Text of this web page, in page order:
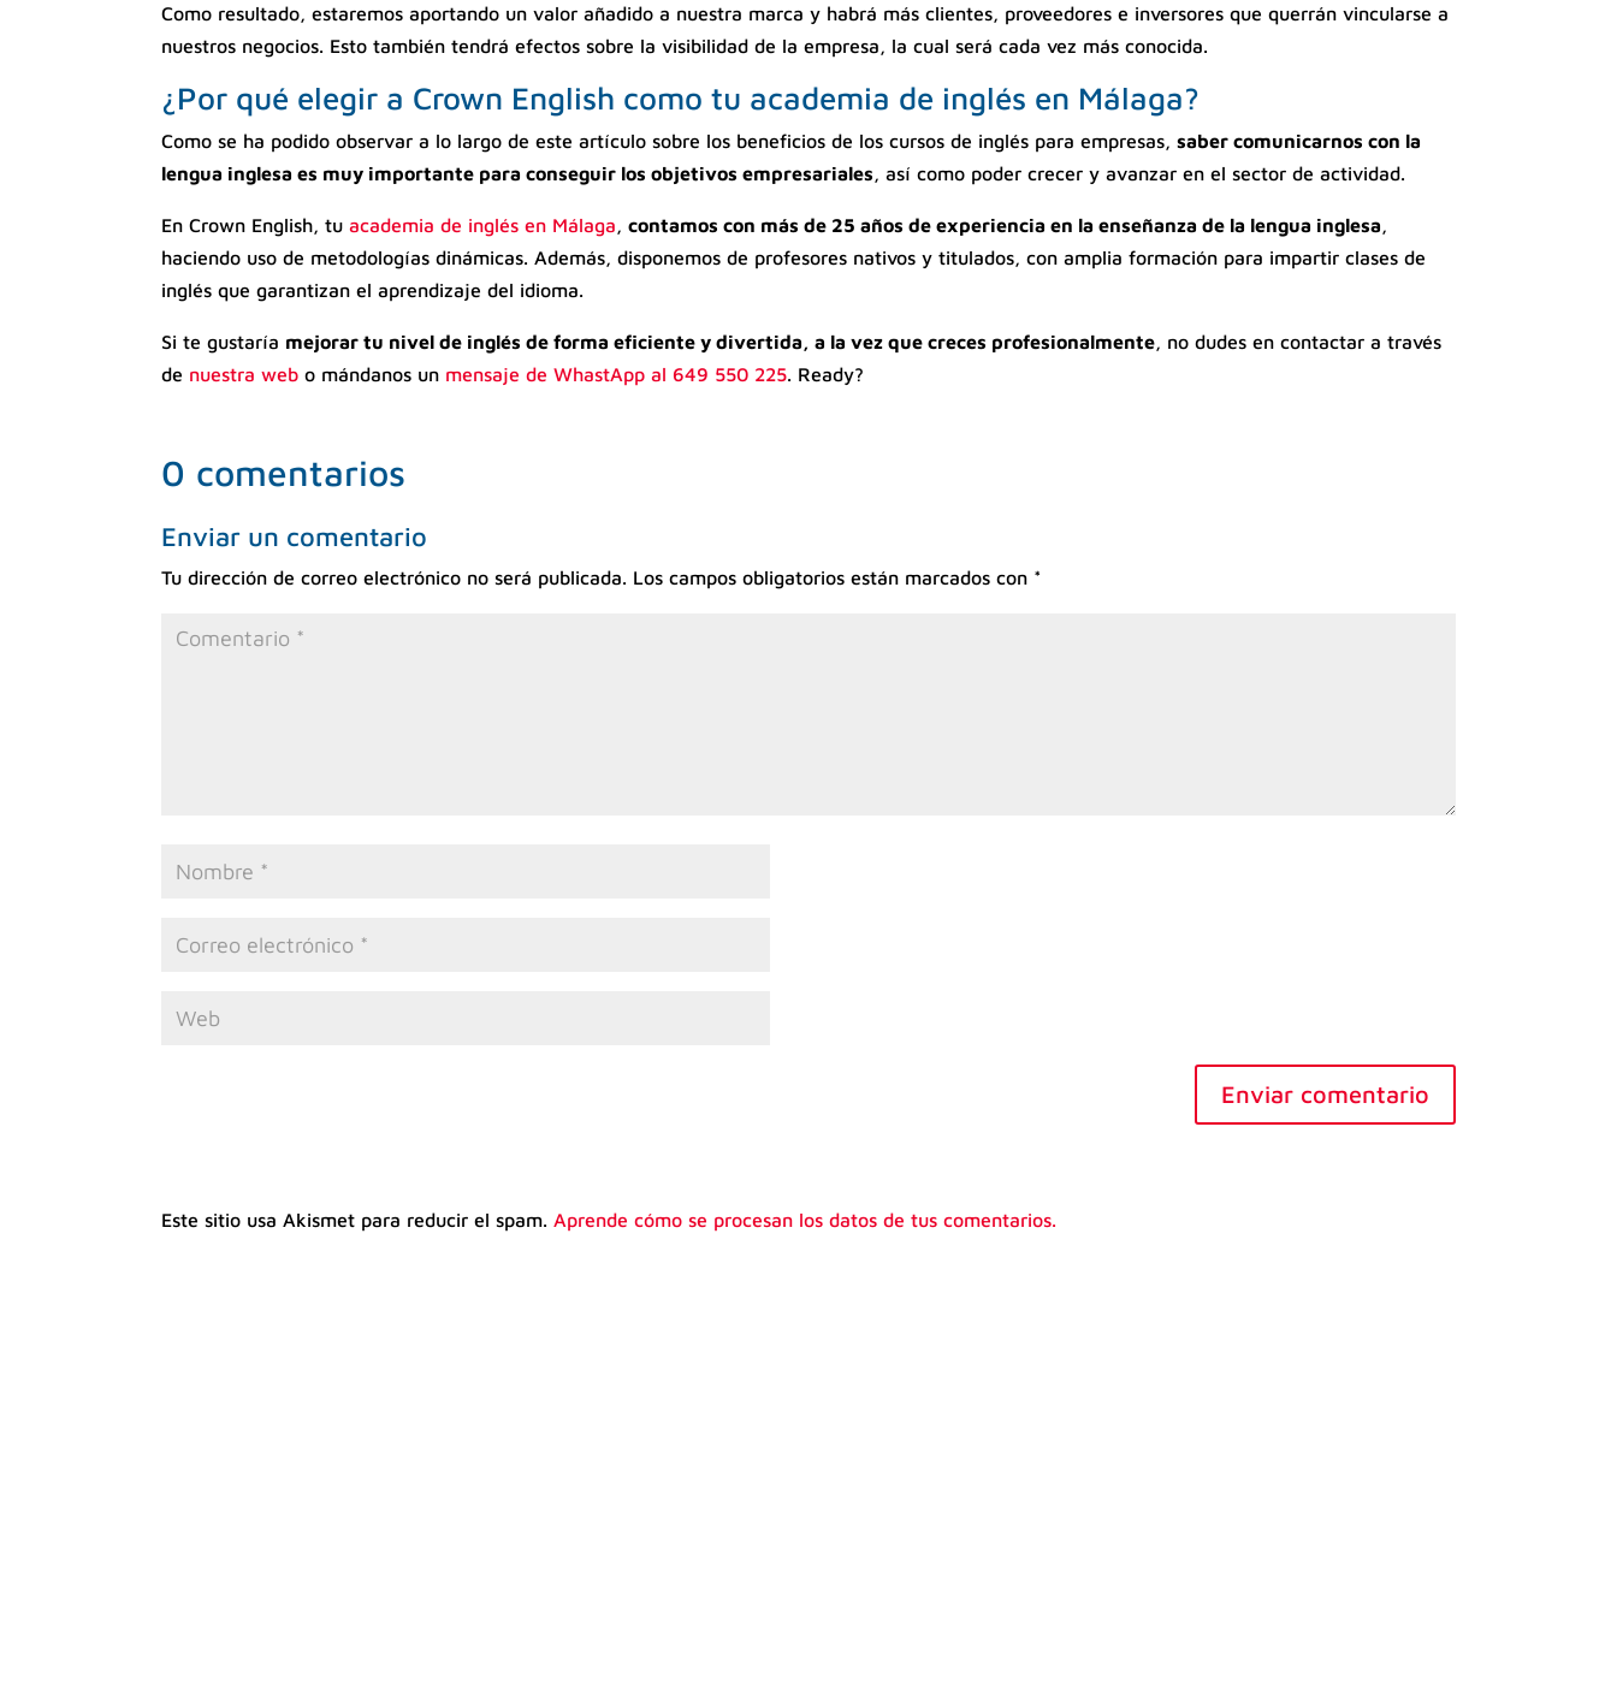
Como resultado, estaremos aportando un valor añadido a nuestra marca y habrá más clientes, proveedores e inversores que querrán vincularse a
nuestros negocios. Esto también tendrá efectos sobre la visibilidad de la empresa, la cual será cada vez más conocida.
¿Por qué elegir a Crown English como tu academia de inglés en Málaga?
Como se ha podido observar a lo largo de este artículo sobre los beneficios de los cursos de inglés para empresas,saber comunicarnos con la
lengua inglesa es muy importante para conseguir los objetivos empresariales, así como poder crecer y avanzar en el sector de actividad.
En Crown English, tuacademia de inglés en Málaga,contamos con más de 25 años de experiencia en la enseñanza de la lengua inglesa,
haciendo uso de metodologías dinámicas. Además, disponemos de profesores nativos y titulados, con amplia formación para impartir clases de
inglés que garantizan el aprendizaje del idioma.
Si te gustaría mejorar tu nivel de inglés de forma eficiente y divertida, a la vez que creces profesionalmente, no dudes en contactar a través
de nuestra web o mándanos un mensaje de WhastApp al 649 550 225. Ready?
0 comentarios
Enviar un comentario
Tu dirección de correo electrónico no será publicada. Los campos obligatorios están marcados con *
Enviar comentario
Este sitio usa Akismet para reducir el spam.Aprende cómo se procesan los datos de tus comentarios.